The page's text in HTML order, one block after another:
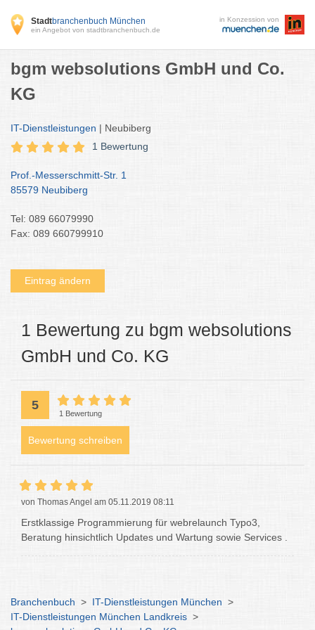
Stadtbranchenbuch München
ein Angebot von stadtbranchenbuch.de
in Konzession von
bgm websolutions GmbH und Co.
KG
IT-Dienstleistungen | Neubiberg
1 Bewertung
Prof.-Messerschmitt-Str. 1
85579 Neubiberg
Tel: 089 66079990
Fax: 089 660799910
Eintrag ändern
1 Bewertung zu bgm websolutions
GmbH und Co. KG
5
1 Bewertung
Bewertung schreiben
von Thomas Angel am 05.11.2019 08:11
Erstklassige Programmierung für webrelaunch Typo3,
Beratung hinsichtlich Updates und Wartung sowie Services .
Branchenbuch > IT-Dienstleistungen München >
IT-Dienstleistungen München Landkreis >